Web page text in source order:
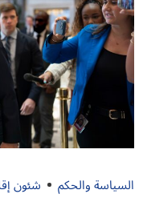
السياسة والحكم شئون